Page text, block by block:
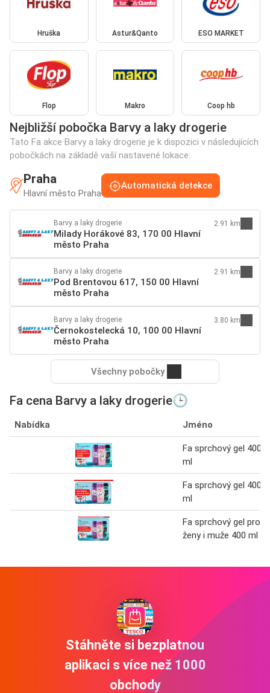
Hruška Astur&Qanto ESO MARKET
Flop Makro Coop hb
Nejbližší pobočka Barvy a laky drogerie
Tato Fa akce Barvy a laky drogerie je k dispozici v následujících
pobočkách na základě vaší nastavené lokace:
Praha
Hlavní město Praha
Automatická detekce
Barvy a laky drogerie
Milady Horákové 83, 170 00 Hlavní
město Praha
2.91 km
Barvy a laky drogerie
Pod Brentovou 617, 150 00 Hlavní
město Praha
2.91 km
Barvy a laky drogerie
Černokostelecká 10, 100 00 Hlavní
město Praha
3.80 km
Všechny pobočky
Fa cena Barvy a laky drogerie🕒
Nabídka Jméno
Fa sprchový gel 400
ml
Fa sprchový gel 400
ml
Fa sprchový gel pro
ženy i muže 400 ml
Stáhněte si bezplatnou
aplikaci s více než 1000
obchody